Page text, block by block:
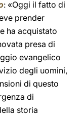
: «Oggi il fatto di
prender
ha acquistato
presa di
evangelico
degli uomini,
di questo
di
storia